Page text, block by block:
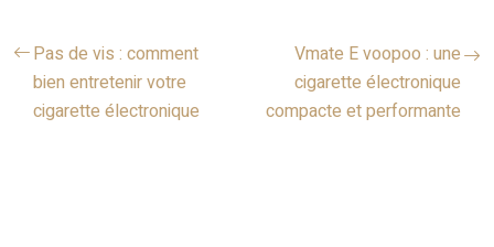
Pas de vis : comment
bien entretenir votre
cigarette électronique
Vmate E voopoo : une
cigarette électronique
compacte et performante